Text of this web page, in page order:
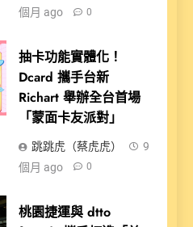
個月 ago
0
抽卡功能實體化！
Dcard 攜手台新
Richart 舉辦全台首場
「蒙面卡友派對」
跳跳虎（蔡虎虎）
9
個月 ago
0
桃園捷運與 dtto